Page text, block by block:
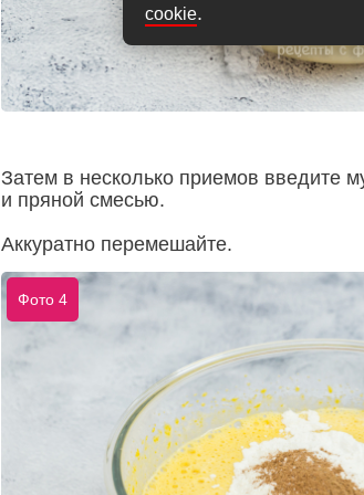
cookie.
Затем в несколько приемов введите
и пряной смесью.
Аккуратно перемешайте.
Фото 4